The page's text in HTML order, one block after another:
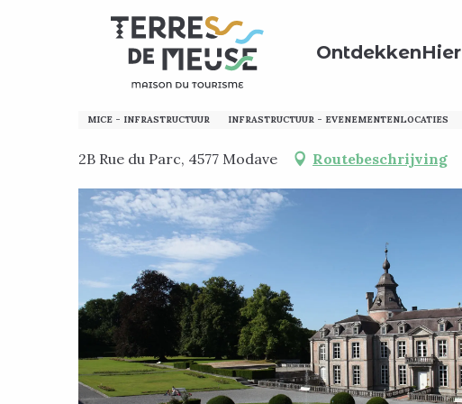
Ontdekken
Home Mijn verblijf voorbereiden
Domaine du Château de
MICE - INFRASTRUCTUUR INFRASTRUCTUUR - EVENEMENTENLOCATIES
2B Rue du Parc, 4577 Modave Routebeschrijving